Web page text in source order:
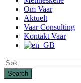
Om Vaar
Aktuelt
Vaar Consulting
Kontakt Vaar